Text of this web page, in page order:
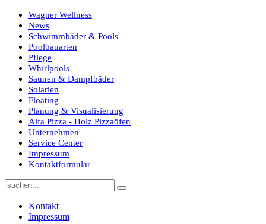
Wagner Wellness
News
Schwimmbäder & Pools
Poolbauarten
Pflege
Whirlpools
Saunen & Dampfbäder
Solarien
Floating
Planung & Visualisierung
Alfa Pizza - Holz Pizzaöfen
Unternehmen
Service Center
Impressum
Kontaktformular
Kontakt
Impressum